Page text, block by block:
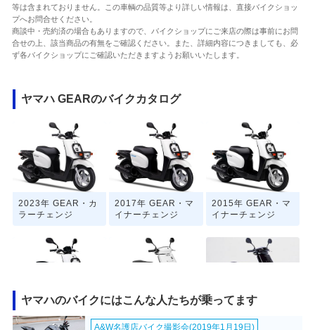
等は含まれておりません。この車輌の品質等より詳しい情報は、直接バイクショッ
プへお問合せください。
商談中・売約済の場合もありますので、バイクショップにご来店の際は事前にお問
合せの上、該当商品の有無をご確認ください。また、詳細内容につきましても、必
ず各バイクショップにご確認いただきますようお願いいたします。
ヤマハ GEARのバイクカタログ
2023年 GEAR・カ
ラーチェンジ
2017年 GEAR・マ
イナーチェンジ
2015年 GEAR・マ
イナーチェンジ
2008年 GEAR・フ
2006年 GEAR・マ
2003年 GEAR Bla
ヤマハのバイクにはこんな人たちが乗ってます
A&W名護店バイク撮影会(2019年1月19日)